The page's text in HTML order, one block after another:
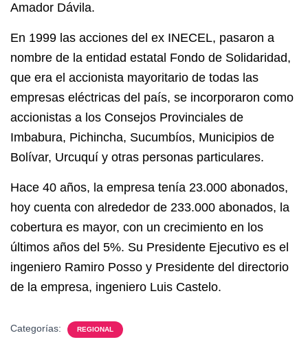
Amador Dávila.
En 1999 las acciones del ex INECEL, pasaron a
nombre de la entidad estatal Fondo de Solidaridad,
que era el accionista mayoritario de todas las
empresas eléctricas del país, se incorporaron como
accionistas a los Consejos Provinciales de
Imbabura, Pichincha, Sucumbíos, Municipios de
Bolívar, Urcuquí y otras personas particulares.
Hace 40 años, la empresa tenía 23.000 abonados,
hoy cuenta con alrededor de 233.000 abonados, la
cobertura es mayor, con un crecimiento en los
últimos años del 5%. Su Presidente Ejecutivo es el
ingeniero Ramiro Posso y Presidente del directorio
de la empresa, ingeniero Luis Castelo.
Categorías: REGIONAL